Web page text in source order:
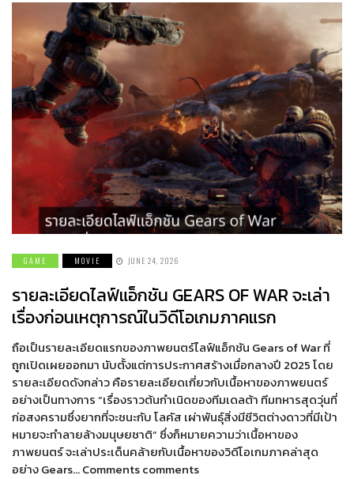
GAME MOVIE JUNE 24, 2026
รายละเอียดไลฟ์แอ็กชัน GEARS OF WAR จะเล่า
เรื่องก่อนเหตุการณ์ในวิดีโอเกมภาคแรก
ถือเป็นรายละเอียดแรกของภาพยนตร์ไลฟ์แอ็กชัน Gears of War ที่
ถูกเปิดเผยออกมา นับตั้งแต่การประกาศสร้างเมื่อกลางปี 2025 โดย
รายละเอียดดังกล่าว คือรายละเอียดเกี่ยวกับเนื้อหาของภาพยนตร์
อย่างเป็นทางการ “เรื่องราวต้นกำเนิดของทีมเดลต้า ทีมทหารสุดวุ่นที่
ก่อสงครามซึ่งยากที่จะชนะกับ โลคัส เผ่าพันธุ์สิ่งมีชีวิตต่างดาวที่มีเป้า
หมายจะทำลายล้างมนุษยชาติ” ซึ่งก็หมายความว่าเนื้อหาของ
ภาพยนตร์ จะเล่าประเด็นคล้ายกับเนื้อหาของวิดีโอเกมภาคล่าสุด
อย่าง Gears… Comments comments